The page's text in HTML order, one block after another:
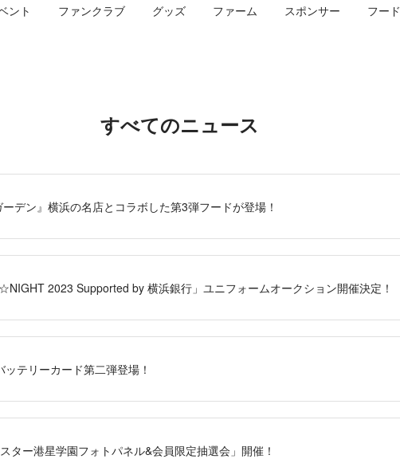
ント ファンクラブ グッズ ファーム スポンサー フード
すべてのニュース
ーデン』横浜の名店とコラボした第3弾フードが登場！
2023 Supported by 横浜銀行」ユニフォームオークション開催決定！
ッテリーカード第二弾登場！
ター港星学園フォトパネル&会員限定抽選会」開催！